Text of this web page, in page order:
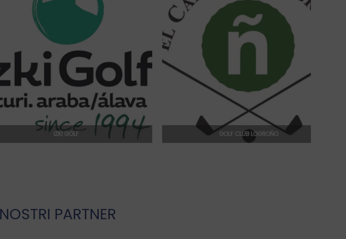
IZKI GOLF GOLF CLUB LOGROÑO
PARTNER